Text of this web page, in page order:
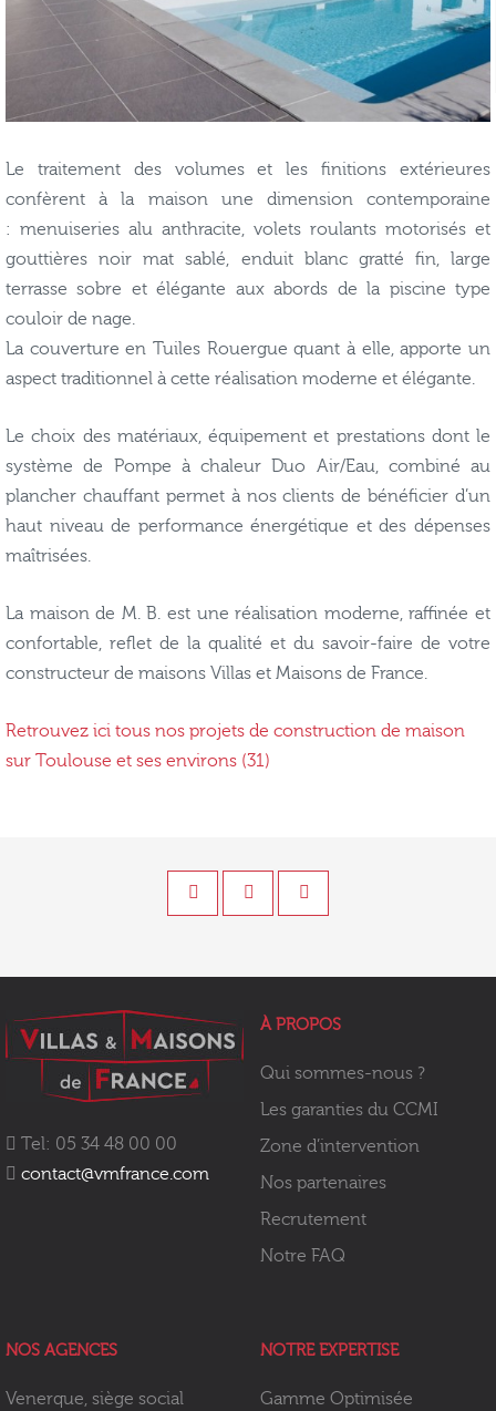
Le traitement des volumes et les finitions extérieures
confèrent à la maison une dimension contemporaine
: menuiseries alu anthracite, volets roulants motorisés et
gouttières noir mat sablé, enduit blanc gratté fin, large
terrasse sobre et élégante aux abords de la piscine type
couloir de nage.
La couverture en Tuiles Rouergue quant à elle, apporte un
aspect traditionnel à cette réalisation moderne et élégante.
Le choix des matériaux, équipement et prestations dont le
système de Pompe à chaleur Duo Air/Eau, combiné au
plancher chauffant permet à nos clients de bénéficier d’un
haut niveau de performance énergétique et des dépenses
maîtrisées.
La maison de M. B. est une réalisation moderne, raffinée et
confortable, reflet de la qualité et du savoir-faire de votre
constructeur de maisons Villas et Maisons de France.
Retrouvez ici tous nos projets de construction de maison
sur Toulouse et ses environs (31)
Tel: 05 34 48 00 00
contact@vmfrance.com
À PROPOS
Qui sommes-nous ?
Les garanties du CCMI
Zone d’intervention
Nos partenaires
Recrutement
Notre FAQ
NOS AGENCES
Venerque, siège social
NOTRE EXPERTISE
Gamme Optimisée